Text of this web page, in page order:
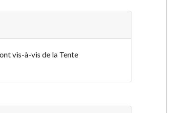
vis-à-vis de la Tente